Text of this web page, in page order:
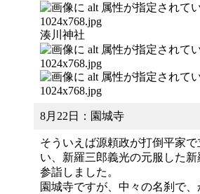
湊川神社
8月22日：園城寺
そういえば源頼政が打倒平家
い、新羅三郎義光の元服した
参詣しました。
園城寺ですが、中々の名刹で